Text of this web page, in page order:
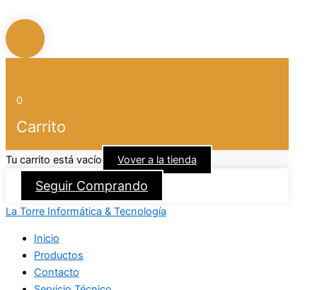
0
Carrito
Tu carrito está vacío Vover a la tienda
Seguir Comprando
La Torre Informática & Tecnología
Inicio
Productos
Contacto